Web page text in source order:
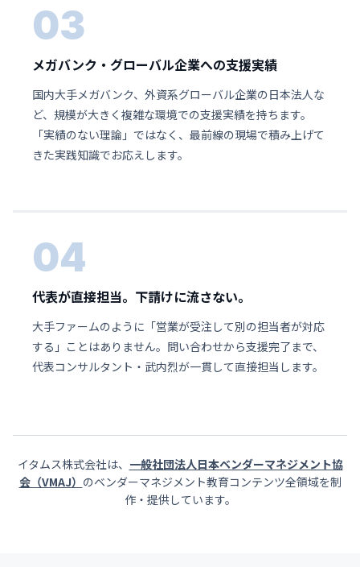
03
メガバンク・グローバル企業への支援実績
国内大手メガバンク、外資系グローバル企業の日本法人な
ど、規模が大きく複雑な環境での支援実績を持ちます。
「実績のない理論」ではなく、最前線の現場で積み上げて
きた実践知識でお応えします。
04
代表が直接担当。下請けに流さない。
大手ファームのように「営業が受注して別の担当者が対応
する」ことはありません。問い合わせから支援完了まで、
代表コンサルタント・武内烈が一貫して直接担当します。
イタムス株式会社は、 一般社団法人日本ベンダーマネジメント協
会（VMAJ） のベンダーマネジメント教育コンテンツ全領域を制
作・提供しています。